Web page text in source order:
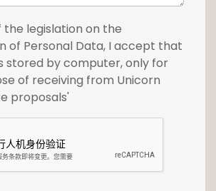
the legislation on the
of Personal Data, I accept that
stored by computer, only for
of receiving from Unicorn
proposals'